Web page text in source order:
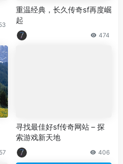
重温经典，长久传奇sf再度崛
起
474
寻找最佳好sf传奇网站 – 探
索游戏新天地
406